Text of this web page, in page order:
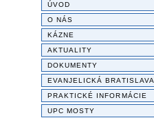
ÚVOD
O NÁS
KÁZNE
AKTUALITY
DOKUMENTY
EVANJELICKÁ BRATISLAVA
PRAKTICKÉ INFORMÁCIE
UPC MOSTY